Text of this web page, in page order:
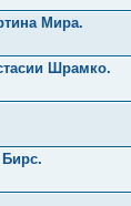
Мира.
Шрамко.